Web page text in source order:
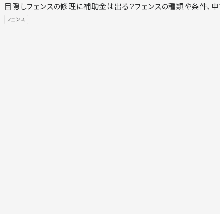
目隠しフェンスの修理に補助金は出る？フェンスの種類や条件、
フェンス